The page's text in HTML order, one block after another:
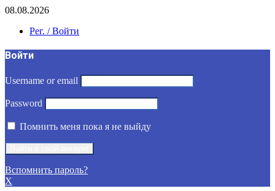
08.08.2026
Рег. / Войти
Войти
Username or email
Password
Помнить меня пока я не выйду
Вспомнить пароль?
X